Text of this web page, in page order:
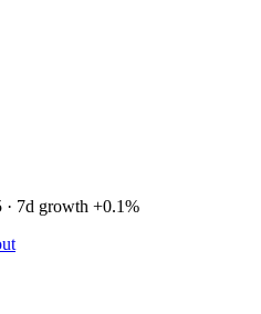
· 7d growth +0.1%